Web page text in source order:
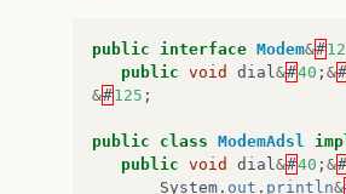
public interface Modem&#
public void dial&#40 ; &#
&#125 ;
public class ModemAdsl
public void dial&#40 ; &#
System . out . println&